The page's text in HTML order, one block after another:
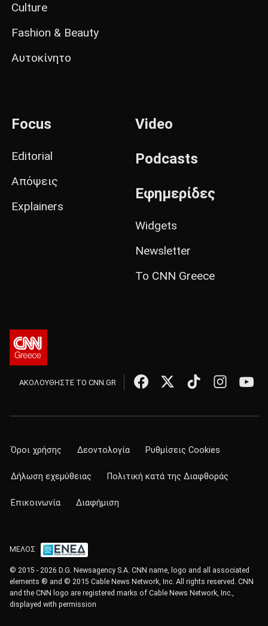
Culture
Fashion & Beauty
Αυτοκίνητο
Focus
Editorial
Απόψεις
Explainers
Video
Podcasts
Εφημερίδες
Widgets
Newsletter
Το CNN Greece
ΑΚΟΛΟΥΘΗΣΤΕ ΤΟ CNN.GR
Όροι χρήσης Δεοντολογία Ρυθμίσεις Cookies
Δήλωση εχεμύθειας Πολιτική κατά της Διαφθοράς
Επικοινωνία Διαφήμιση
ΜΕΛΟΣ
© 2015 - 2026 D.G. Newsagency S.A. CNN name, logo and all associated
elements ® and © 2015 Cable News Network, Inc. All rights reserved. CNN
and the CNN logo are registered marks of Cable News Network, Inc.,
displayed with permission